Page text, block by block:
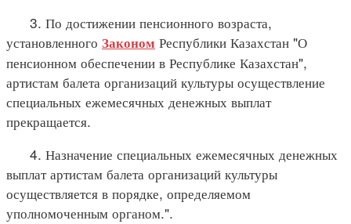
3. По достижении пенсионного возраста,
установленного Законом Республики Казахстан "О
пенсионном обеспечении в Республике Казахстан",
артистам балета организаций культуры осуществление
специальных ежемесячных денежных выплат
прекращается.
4. Назначение специальных ежемесячных денежных
выплат артистам балета организаций культуры
осуществляется в порядке, определяемом
уполномоченным органом.".